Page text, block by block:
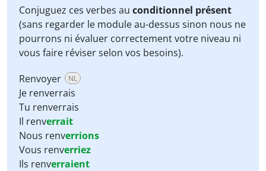
Conjuguez ces verbes au conditionnel présent
(sans regarder le module au-dessus sinon nous ne
pourrons ni évaluer correctement votre niveau ni
vous faire réviser selon vos besoins).
Renvoyer
NL
Je renverrais
Tu renverrais
Il renverrait
Nous renverrions
Vous renverriez
Ils renverraient